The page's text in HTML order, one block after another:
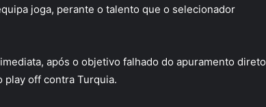
joga, perante o talento que o selecionador
após o objetivo falhado do apuramento direto
play off contra Turquia.